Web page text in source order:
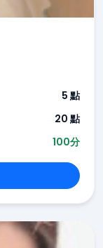
5 點
20 點
100分